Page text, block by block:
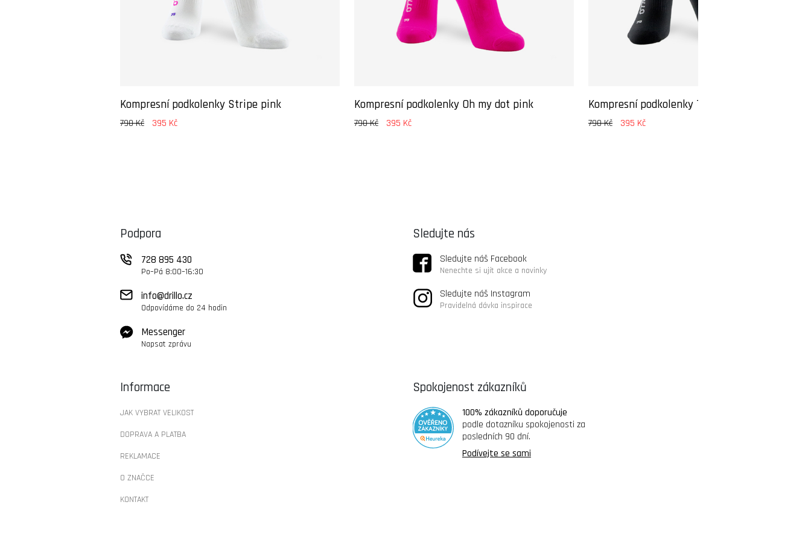
Kompresní podkolenky Stripe pink
790 Kč 395 Kč
Kompresní podkolenky Oh my dot pink
790 Kč 395 Kč
Kompresní podkolenky Triline pink
790 Kč 395 Kč
Podpora
728 895 430
Po–Pá 8:00–16:30
info@drillo.cz
Odpovídáme do 24 hodin
Messenger
Napsat zprávu
Informace
JAK VYBRAT VELIKOST
DOPRAVA A PLATBA
REKLAMACE
O ZNAČCE
KONTAKT
Sledujte nás
Sledujte náš Facebook
Nenechte si ujít akce a novinky
Sledujte náš Instagram
Pravidelná dávka inspirace
Spokojenost zákazníků
100% zákazníků doporučuje
podle dotazníku spokojenosti za
posledních 90 dní.
Podívejte se sami